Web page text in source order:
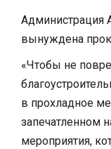
Администрация
вынуждена
«Чтобы не
в прохладное
запечатленном
мероприятия,